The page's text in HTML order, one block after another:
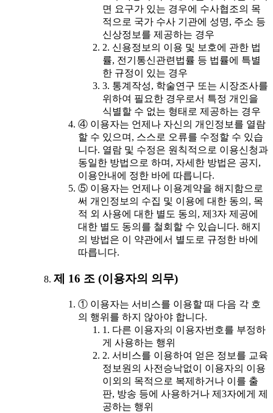
면 요구가 있는 경우에 수사협조의 목
적으로 국가 수사 기관에 성명, 주소 등
신상정보를 제공하는 경우
2. 신용정보의 이용 및 보호에 관한 법
률, 전기통신관련법률 등 법률에 특별
한 규정이 있는 경우
3. 통계작성, 학술연구 또는 시장조사를
위하여 필요한 경우로서 특정 개인을
식별할 수 없는 형태로 제공하는 경우
④ 이용자는 언제나 자신의 개인정보를 열람
할 수 있으며, 스스로 오류를 수정할 수 있습
니다. 열람 및 수정은 원칙적으로 이용신청과
동일한 방법으로 하며, 자세한 방법은 공지,
이용안내에 정한 바에 따릅니다.
⑤ 이용자는 언제나 이용계약을 해지함으로
써 개인정보의 수집 및 이용에 대한 동의, 목
적 외 사용에 대한 별도 동의, 제3자 제공에
대한 별도 동의를 철회할 수 있습니다. 해지
의 방법은 이 약관에서 별도로 규정한 바에
따릅니다.
제 16 조 (이용자의 의무)
① 이용자는 서비스를 이용할 때 다음 각 호
의 행위를 하지 않아야 합니다.
1. 다른 이용자의 이용자번호를 부정하
게 사용하는 행위
2. 서비스를 이용하여 얻은 정보를 교육
정보원의 사전승낙없이 이용자의 이용
이외의 목적으로 복제하거나 이를 출
판, 방송 등에 사용하거나 제3자에게 제
공하는 행위